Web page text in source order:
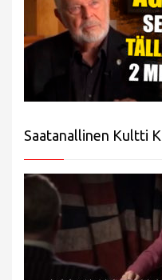
Saatanallinen Kultti